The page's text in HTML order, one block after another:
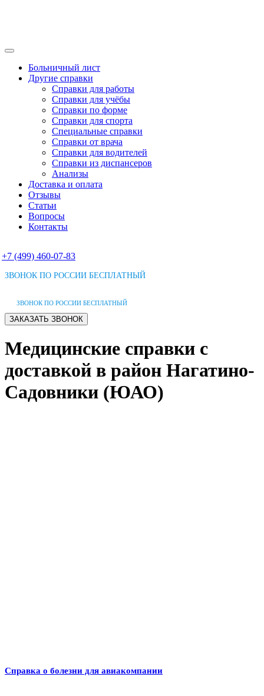
Больничный лист
Другие справки
Справки для работы
Справки для учёбы
Справки по форме
Справки для спорта
Специальные справки
Справки от врача
Справки для водителей
Справки из диспансеров
Анализы
Доставка и оплата
Отзывы
Статьи
Вопросы
Контакты
+7 (499) 460-07-83
ЗВОНОК ПО РОССИИ БЕСПЛАТНЫЙ
ЗВОНОК ПО РОССИИ БЕСПЛАТНЫЙ
Медицинские справки с
доставкой в район Нагатино-
Садовники (ЮАО)
Справка о болезни для авиакомпании